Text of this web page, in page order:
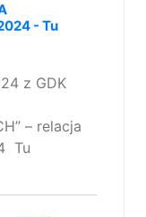
- Tu
z GDK
– relacja
Tu